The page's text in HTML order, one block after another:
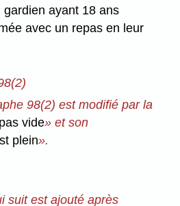
ayant 18 ans
avec un repas en leur
98(2) est modifié par la
vide» et son
plein».
suit est ajouté après